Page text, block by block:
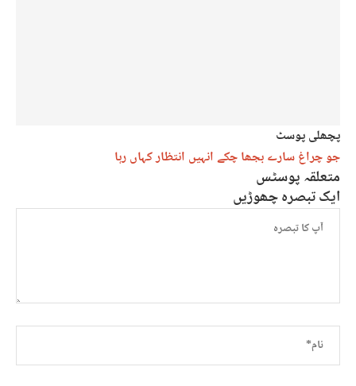
پچھلی پوسٹ
جو چراغ سارے بجھا چکے انہیں انتظار کہاں رہا
متعلقہ پوسٹس
ایک تبصرہ چھوڑیں